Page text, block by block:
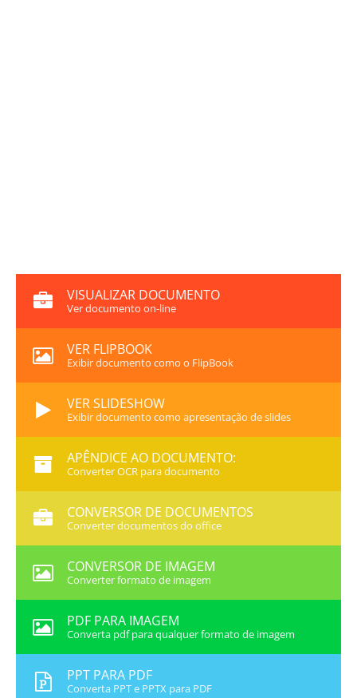
VISUALIZAR DOCUMENTO
Ver documento on-line
VER FLIPBOOK
Exibir documento como o FlipBook
VER SLIDESHOW
Exibir documento como apresentação de slides
APÊNDICE AO DOCUMENTO:
Converter OCR para documento
CONVERSOR DE DOCUMENTOS
Converter documentos do office
CONVERSOR DE IMAGEM
Converter formato de imagem
PDF PARA IMAGEM
Converta pdf para qualquer formato de imagem
PPT PARA PDF
Converta PPT e PPTX para PDF